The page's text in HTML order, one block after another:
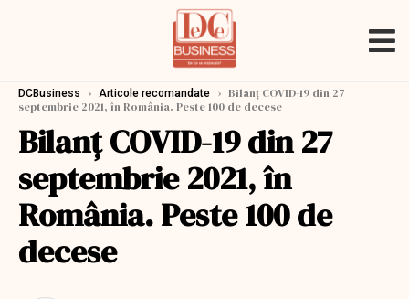
DCBusiness › Articole recomandate › Bilanț COVID-19 din 27
septembrie 2021, în România. Peste 100 de decese
Bilanț COVID-19 din 27
septembrie 2021, în
România. Peste 100 de
decese